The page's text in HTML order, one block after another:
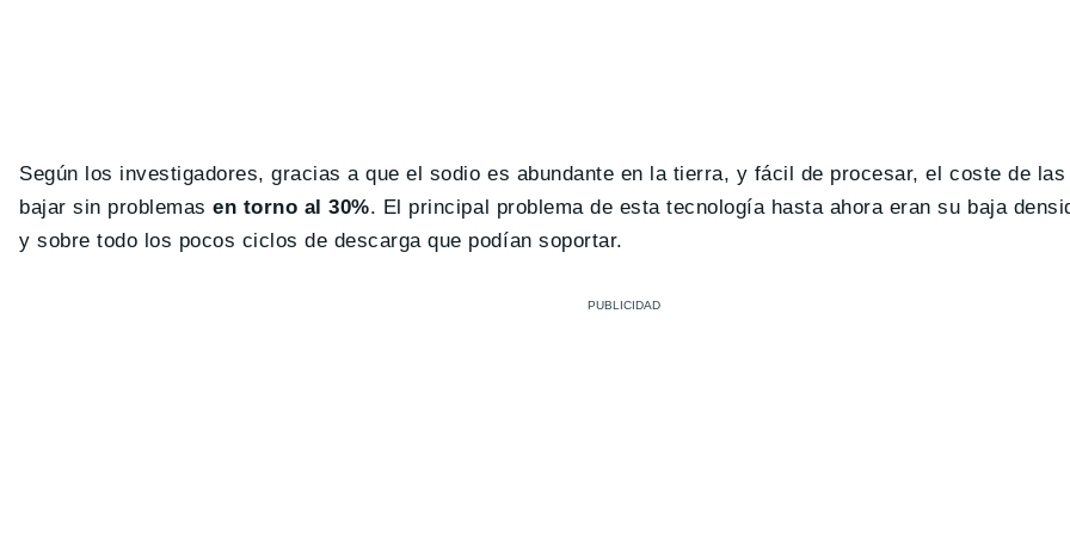
Según los investigadores, gracias a que el sodio es abundante en la tierra, y fácil de procesar, el coste de
bajar sin problemas en torno al 30%. El principal problema de esta tecnología hasta ahora eran su baja
y sobre todo los pocos ciclos de descarga que podían soportar.